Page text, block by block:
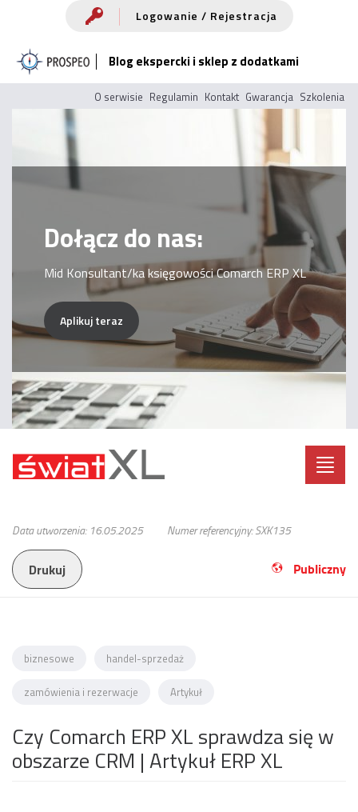
treści
Logowanie / Rejestracja
Blog ekspercki i sklep z dodatkami
O serwisie Regulamin Kontakt Gwarancja Szkolenia
Dołącz do nas:
Mid Konsultant/ka księgowości Comarch ERP XL
Aplikuj teraz
Data utworzenia: 16.05.2025 Numer referencyjny: SXK135
Drukuj Publiczny
biznesowe handel-sprzedaż
zamówienia i rezerwacje Artykuł
Czy Comarch ERP XL sprawdza się w
obszarze CRM | Artykuł ERP XL